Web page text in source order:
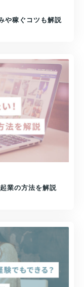
や稼ぐコツも解説
業の方法を解説